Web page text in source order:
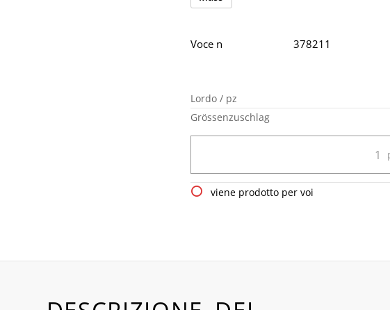
Lordo / pz
Grössenzuschlag
viene prodotto per voi
Voce n 378211